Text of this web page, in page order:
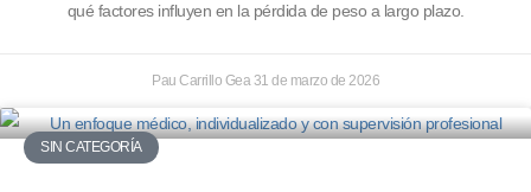
qué factores influyen en la pérdida de peso a largo plazo.
Pau Carrillo Gea31 de marzo de 2026
SIN CATEGORÍA